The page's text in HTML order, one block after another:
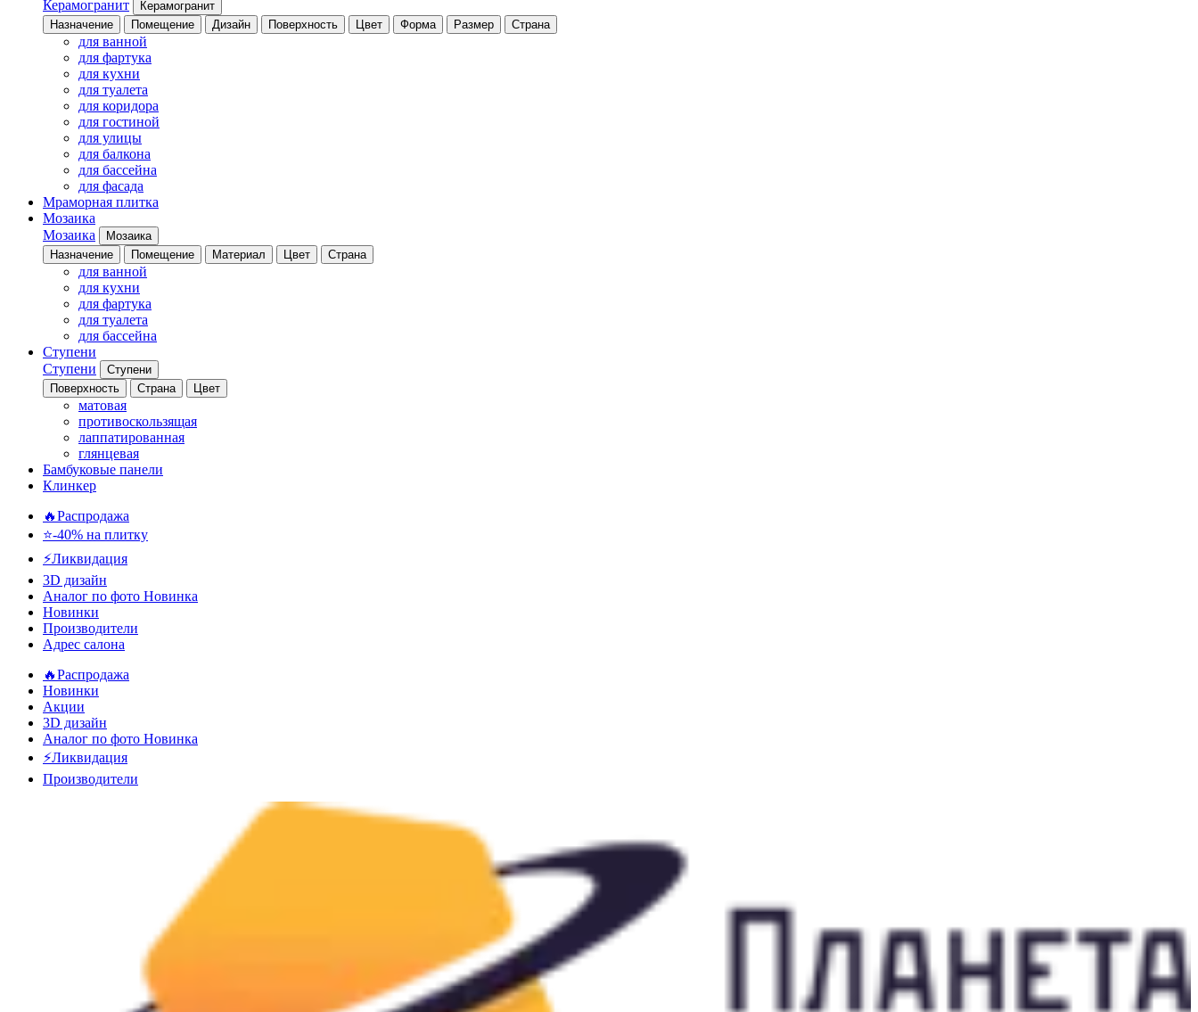
Керамогранит
Керамогранит
Назначение
Помещение Дизайн Поверхность Цвет Форма Размер Страна
для ванной
для фартука
для кухни
для туалета
для коридора
для гостиной
для улицы
для балкона
для бассейна
для фасада
Мраморная плитка
Мозаика
Мозаика
Мозаика
Назначение
Помещение Материал Цвет Страна
для ванной
для кухни
для фартука
для туалета
для бассейна
Ступени
Ступени
Ступени
Поверхность
Страна Цвет
матовая
противоскользящая
лаппатированная
глянцевая
Бамбуковые панели
Клинкер
🔥Распродажа
⭐-40% на плитку
⚡️Ликвидация
3D дизайн
Аналог по фото Новинка
Новинки
Производители
Адрес салона
🔥Распродажа
Новинки
Акции
3D дизайн
Аналог по фото Новинка
⚡Ликвидация
Производители